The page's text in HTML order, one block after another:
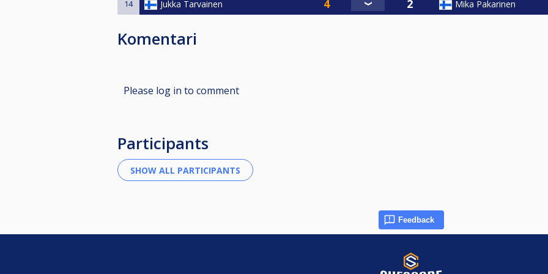
14 Jukka Tarvainen Mika Pakarinen
Komentari
Please log in to comment
Participants
Feedback